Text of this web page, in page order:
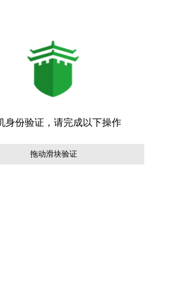
拖动滑块验证